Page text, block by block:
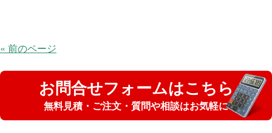
« 前のページ
お問合せフォームはこちら
無料見積・ご注文・質問や相談はお気軽に